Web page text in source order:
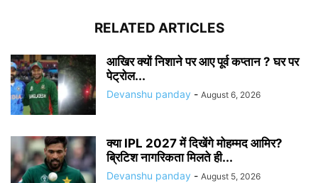
RELATED ARTICLES
आखिर क्यों निशाने पर आए पूर्व कप्तान ? घर पर
पेट्रोल...
Devanshu panday - August 6, 2026
क्या IPL 2027 में दिखेंगे मोहम्मद आमिर?
ब्रिटिश नागरिकता मिलते ही...
Devanshu panday - August 5, 2026